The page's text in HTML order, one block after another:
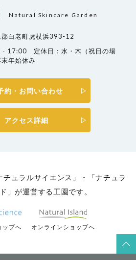
Natural Skincare Garden
郡白老町虎杖浜393-12
- 17:00 定休日：水・木（祝日の場
年始休み
約・お問い合わせ
アクセス詳細
チュラルサイエンス」・「ナチュラ
」が運営する工園です。
ップへ オンラインショップへ